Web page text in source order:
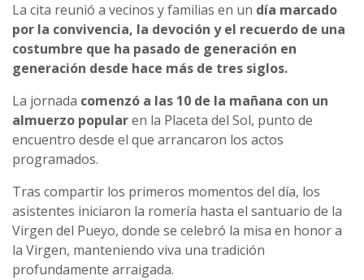
La cita reunió a vecinos y familias en un día marcado
por la convivencia, la devoción y el recuerdo de una
costumbre que ha pasado de generación en
generación desde hace más de tres siglos.
La jornada comenzó a las 10 de la mañana con un
almuerzo popularen la Placeta del Sol, punto de
encuentro desde el que arrancaron los actos
programados.
Tras compartir los primeros momentos del día, los
asistentes iniciaron la romería hasta el santuario de la
Virgen del Pueyo, donde se celebró la misa en honor a
la Virgen, manteniendo viva una tradición
profundamente arraigada.